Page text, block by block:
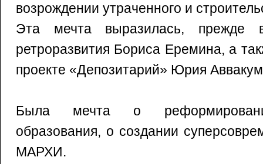
возрождении утраченного и
Эта мечта выразилась, прежде
ретроразвития Бориса Еремина, а
проекте «Депозитарий» Юрия
Была мечта о
образования, о создании
МАРХИ.